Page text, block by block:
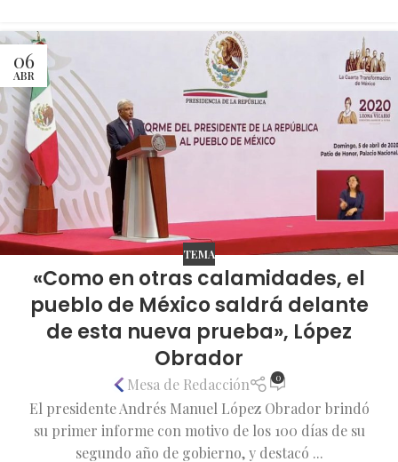
06
ABR
TEMA
«Como en otras calamidades, el
pueblo de México saldrá delante
de esta nueva prueba», López
Obrador
Mesa de Redacción 0
El presidente Andrés Manuel López Obrador brindó
su primer informe con motivo de los 100 días de su
segundo año de gobierno, y destacó ...